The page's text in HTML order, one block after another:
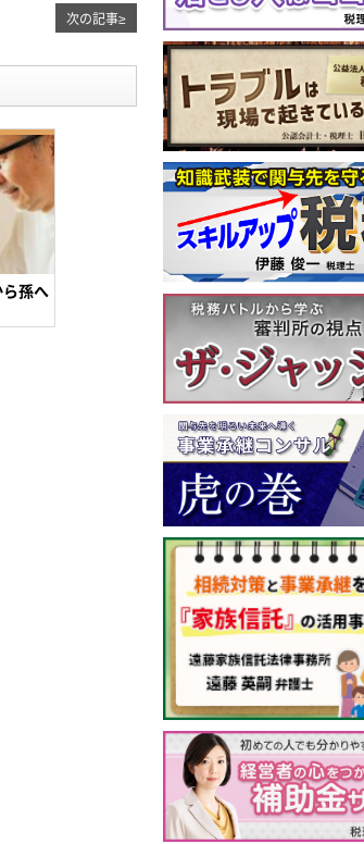
次の記事≥
孫へ